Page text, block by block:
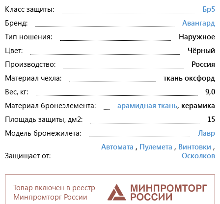
Класс защиты:
Бр5
Бренд:
Авангард
Тип ношения:
Наружное
Цвет:
Чёрный
Производство:
Россия
Материал чехла:
ткань оксфорд
Вес, кг:
9,0
Материал бронеэлемента:
арамидная ткань, керамика
Площадь защиты, дм2:
15
Модель бронежилета:
Лавр
Защищает от:
Автомата , Пулемета , Винтовки ,
Осколков
Товар включен в реестр
Минпромторг России